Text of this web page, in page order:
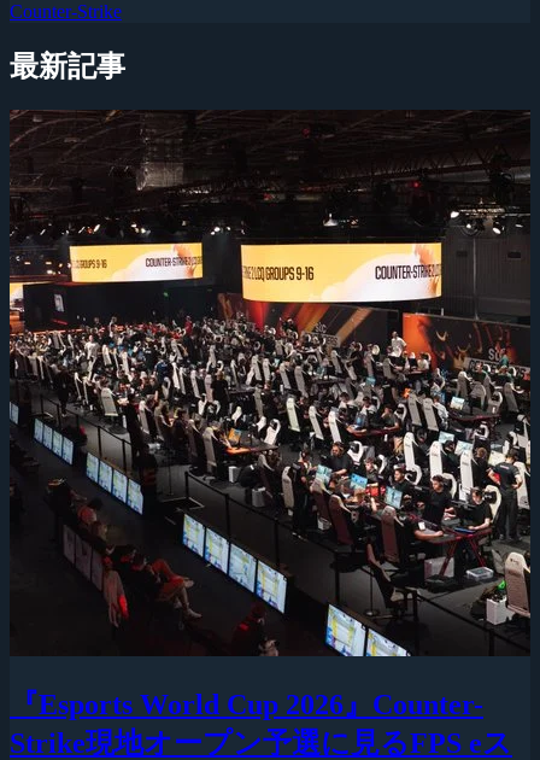
Counter-Strike
最新記事
『Esports World Cup 2026』Counter-
Strike現地オープン予選に見るFPS eス